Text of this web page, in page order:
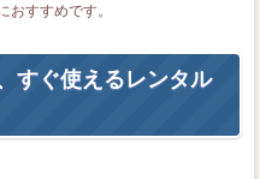
おすすめです。
すぐ使えるレンタル